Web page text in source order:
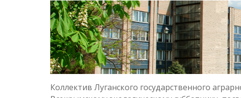
Коллектив Луганского государственного